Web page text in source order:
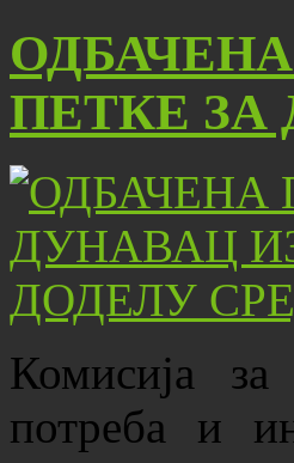
ПЕТКЕ ЗА
Комисија за
потреба и